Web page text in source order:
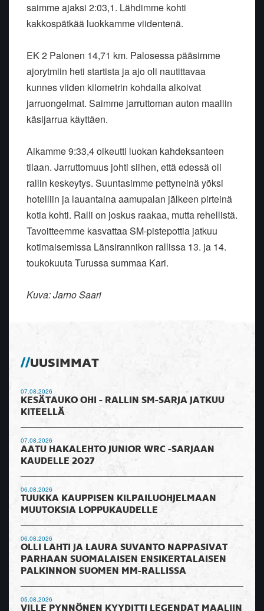
saimme ajaksi 2:03,1. Lähdimme kohti
kakkospätkää luokkamme viidentenä.
EK 2 Palonen 14,71 km. Palosessa pääsimme
ajorytmiin heti startista ja ajo oli nautittavaa
kunnes viiden kilometrin kohdalla alkoivat
jarruongelmat. Saimme jarruttoman auton maaliin
käsijarrua käyttäen.
Aikamme 9:33,4 oikeutti luokan kahdeksanteen
tilaan. Jarruttomuus johti siihen, että edessä oli
rallin keskeytys. Suuntasimme pettyneinä yöksi
hotelliin ja lauantaina aamupalan jälkeen pirteinä
kotia kohti. Ralli on joskus raakaa, mutta rehellistä.
Tavoitteemme kasvattaa SM-pistepottia jatkuu
kotimaisemissa Länsirannikon rallissa 13. ja 14.
toukokuuta Turussa summaa Kari.
Kuva: Jarno Saari
UUSIMMAT
07.08.2026
KESÄTAUKO OHI - RALLIN SM-SARJA JATKUU
KITEELLÄ
07.08.2026
AATU HAKALEHTO JUNIOR WRC -SARJAAN
KAUDELLE 2027
06.08.2026
TUUKKA KAUPPISEN KILPAILUOHJELMAAN
MUUTOKSIA LOPPUKAUDELLE
06.08.2026
OLLI LAHTI JA LAURA SUVANTO NAPPASIVAT
PARHAAN SUOMALAISEN ENSIKERTALAISEN
PALKINNON SUOMEN MM-RALLISSA
05.08.2026
VILLE PYNNÖNEN KYYDITTI LEGENDAT MAALIIN